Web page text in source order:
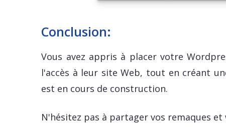
Conclusion:
Vous avez appris à placer votre
l'accès à leur site Web, tout en créant
est en cours de construction.
N'hésitez pas à partager vos remaques et